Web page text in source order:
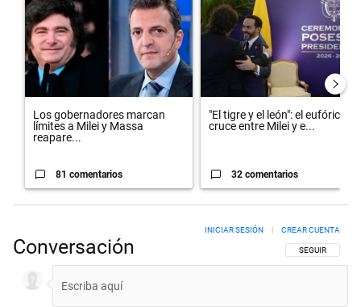
Los gobernadores marcan
límites a Milei y Massa
reapare...
81 comentarios
"El tigre y el león": el eufórico
cruce entre Milei y e...
32 comentarios
Conversación SIGA ESTA
SEGUIR
INICIAR SESIÓN | CREAR CUENTA